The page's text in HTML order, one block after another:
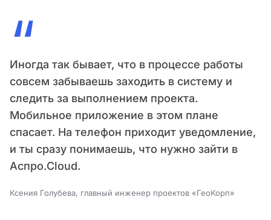
“
Иногда так бывает, что в процессе работы
совсем забываешь заходить в систему и
следить за выполнением проекта.
Мобильное приложение в этом плане
спасает. На телефон приходит уведомление,
и ты сразу понимаешь, что нужно зайти в
Аспро.Cloud.
Ксения Голубева, главный инженер проектов «ГеоКорп»